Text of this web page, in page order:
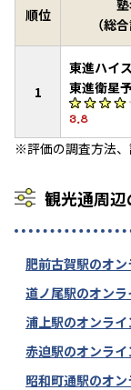
順位
（総
1
東進ハイ
東進衛星
3.8
※評価の調査方法、
観光通周
肥前古賀駅のオ
道ノ尾駅のオン
浦上駅のオンラ
赤迫駅のオンラ
昭和町通駅のオ